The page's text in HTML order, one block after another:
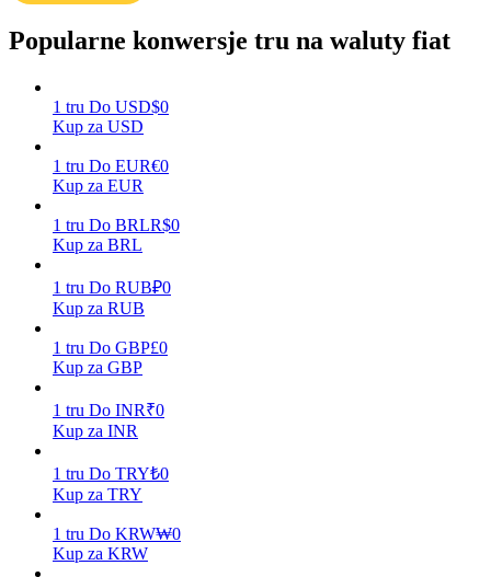
Zarabiać
Codziennie zdobywaj konkurencyjne nagrody
Popularne konwersje tru na waluty fiat
1 tru Do USD$0
Kup za USD
1 tru Do EUR€0
Kup za EUR
1 tru Do BRLR$0
Kup za BRL
1 tru Do RUB₽0
Kup za RUB
1 tru Do GBP£0
Kup za GBP
1 tru Do INR₹0
Kup za INR
1 tru Do TRY₺0
Kup za TRY
1 tru Do KRW₩0
Kup za KRW